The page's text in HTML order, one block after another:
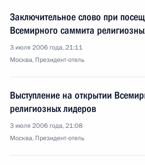
Заключительное слово при
Всемирного саммита
3 июля 2006 года, 21:11
Москва, Президент-отель
Выступление на открытии
религиозных лидеров
3 июля 2006 года, 21:08
Москва, Президент-отель